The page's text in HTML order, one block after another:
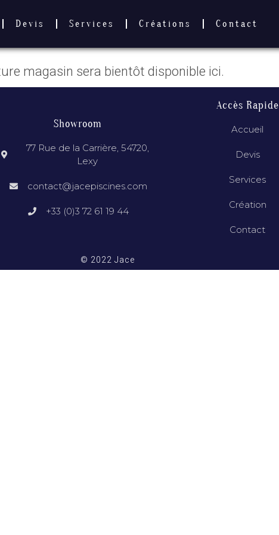
Devis Services Créations Contact
magasin sera bientôt disponible ici.
Showroom
77 Rue de la Carrière, 54720,
Lexy
contact@jacepiscines.com
+33 (0)3 72 61 19 44
Accès Rapide
Accueil
Devis
Services
Création
Contact
© 2022 Jace